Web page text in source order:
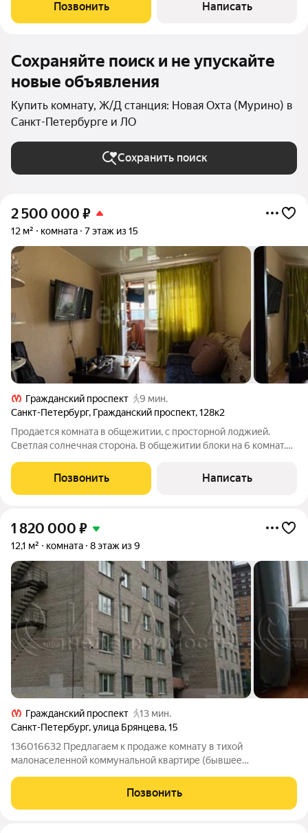
маркетплейсов (прямо в
Позвонить Написать
Сохраняйте поиск и не упускайте
новые объявления
Купить комнату, Ж/Д станция: Новая Охта (Мурино) в
Санкт-Петербурге и ЛО
Сохранить поиск
2 500 000 ₽
12 м² комната 7 этаж из 15
Гражданский проспект
9 мин.
Санкт-Петербург, Гражданский проспект,128к2
Продается комната в общежитии, с просторной лоджией.
Светлая солнечная сторона. В общежитии блоки на 6 комнат.
доступность до метро Гражданский проспект. Развитая
инфраструктура - все, что нужно, в
Позвонить Написать
1 820 000 ₽
12,1 м² комната 8 этаж из 9
Гражданский проспект
13 мин.
Санкт-Петербург,улица Брянцева,15
136016632 Предлагаем к продаже комнату в тихой
малонаселенной коммунальной квартире (бывшее
инфраструктурой и высокой транспортной доступностью. До
станции метро Гражданский проспект пешком 15 минут или
Позвонить